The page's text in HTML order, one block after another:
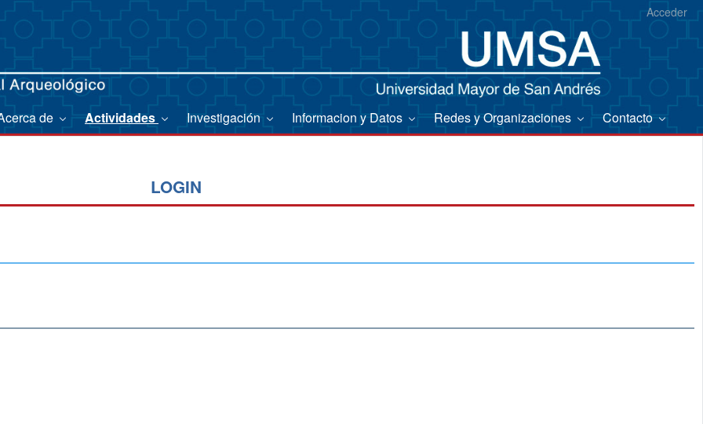
Acceder
de Actividades Investigación Informacion y Datos Redes y Organizaciones Contacto
LOGIN